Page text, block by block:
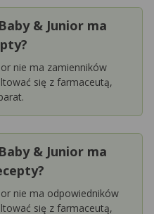
& Junior ma
nie ma zamienników
się z farmaceutą,
& Junior ma
nie ma odpowiedników
się z farmaceutą,